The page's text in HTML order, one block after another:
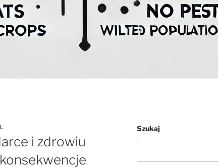
i zdrowiu
Szukaj